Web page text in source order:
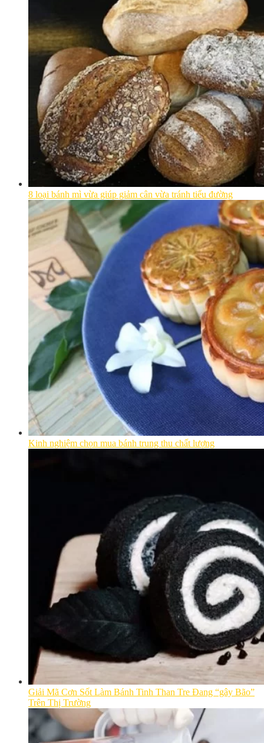
8 loại bánh mì vừa giúp giảm cân vừa tránh tiểu đường
Kinh nghiệm chọn mua bánh trung thu chất lượng
Giải Mã Cơn Sốt Làm Bánh Tinh Than Tre Đang “gây Bão”
Trên Thị Trường